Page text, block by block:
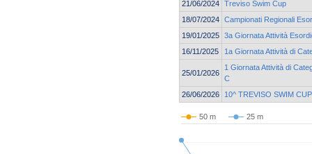
21/06/2024 Treviso Swim Cup
18/07/2024 Campionati Regionali
19/01/2025 3a Giornata Attività
16/11/2025
1a Giornata Attività di
25/01/2026
1 Giornata Attività di
C
26/06/2026
10^ TREVISO SWIM CUP
50 m 25 m